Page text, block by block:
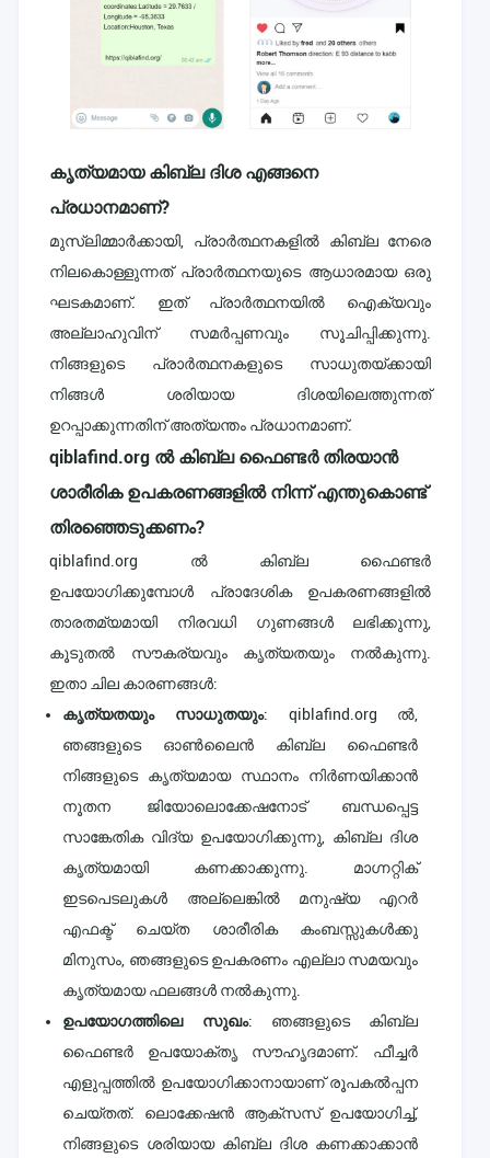
കൃത്യമായ കിബ്ല ദിശ എങ്ങനെ
പ്രധാനമാണ്?
മുസ്ലിമ്മാർക്കായി, പ്രാർത്ഥനകളിൽ കിബ്ല നേരെ
നിലകൊള്ളുന്നത് പ്രാർത്ഥനയുടെ ആധാരമായ ഒരു
ഘടകമാണ്. ഇത് പ്രാർത്ഥനയിൽ ഐക്യവും
അല്ലാഹുവിന് സമർപ്പണവും സൂചിപ്പിക്കുന്നു.
നിങ്ങളുടെ പ്രാർത്ഥനകളുടെ സാധുതയ്ക്കായി
നിങ്ങൾ ശരിയായ ദിശയിലെത്തുന്നത്
ഉറപ്പാക്കുന്നതിന് അത്യന്തം പ്രധാനമാണ്.
qiblafind.org ൽ കിബ്ല ഫൈണ്ടർ തിരയാൻ
ശാരീരിക ഉപകരണങ്ങളിൽ നിന്ന് എന്തുകൊണ്ട്
തിരഞ്ഞെടുക്കണം?
qiblafind.org ൽ കിബ്ല ഫൈണ്ടർ
ഉപയോഗിക്കുമ്പോൾ പ്രാദേശിക ഉപകരണങ്ങളിൽ
താരതമ്യമായി നിരവധി ഗുണങ്ങൾ ലഭിക്കുന്നു,
കൂടുതൽ സൗകര്യവും കൃത്യതയും നൽകുന്നു.
ഇതാ ചില കാരണങ്ങൾ:
കൃത്യതയും സാധുതയും: qiblafind.org ൽ,
ഞങ്ങളുടെ ഓൺലൈൻ കിബ്ല ഫൈണ്ടർ
നിങ്ങളുടെ കൃത്യമായ സ്ഥാനം നിർണയിക്കാൻ
നൂതന ജിയോലൊക്കേഷനോട് ബന്ധപ്പെട്ട
സാങ്കേതിക വിദ്യ ഉപയോഗിക്കുന്നു, കിബ്ല ദിശ
കൃത്യമായി കണക്കാക്കുന്നു. മാഗ്നറ്റിക്
ഇടപെടലുകൾ അല്ലെങ്കിൽ മനുഷ്യ എറർ
എഫക്ട് ചെയ്ത ശാരീരിക കംബസ്സുകൾക്കു
മിനുസം, ഞങ്ങളുടെ ഉപകരണം എല്ലാ സമയവും
കൃത്യമായ ഫലങ്ങൾ നൽകുന്നു.
ഉപയോഗത്തിലെ സുഖം: ഞങ്ങളുടെ കിബ്ല
ഫൈണ്ടർ ഉപയോക്തൃ സൗഹൃദമാണ്. ഫീച്ചർ
എളുപ്പത്തിൽ ഉപയോഗിക്കാനായാണ് രൂപകൽപ്പന
ചെയ്തത്. ലൊക്കേഷൻ ആക്‌സസ് ഉപയോഗിച്ച്,
നിങ്ങളുടെ ശരിയായ കിബ്ല ദിശ കണക്കാക്കാൻ